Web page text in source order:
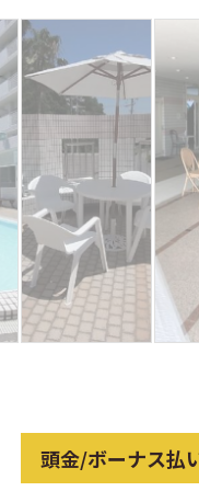
頭金/ボーナス払